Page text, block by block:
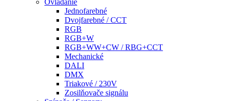
Ovládanie
Jednofarebné
Dvojfarebné / CCT
RGB
RGB+W
RGB+WW+CW / RBG+CCT
Mechanické
DALI
DMX
Triakové / 230V
Zosilňovače signálu